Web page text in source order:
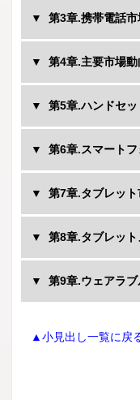
Singtel
Bhaltiairtel
中国電信
中国聯通
Telefonica
America
MTS
Vimpelcom
Telenor
Etisalat
Telkomcel
第3章.携帯電話
第4章.主要市場動
第5章.ハンドセ
第6章.スマート
第7章.タブレット
第8章.タブレッ
第9章.ウェアラ
▲小見出し一覧に戻